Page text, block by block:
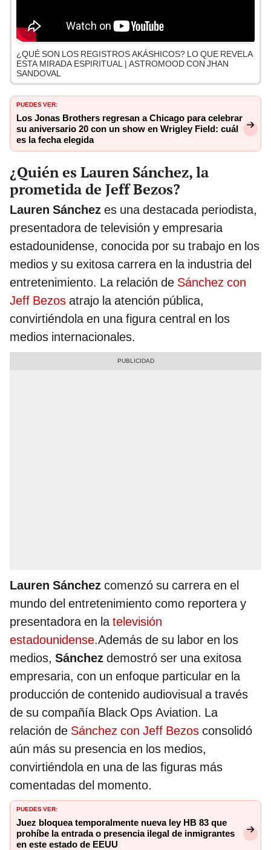
¿QUÉ SON LOS REGISTROS AKÁSHICOS? LO QUE REVELA
ESTA MIRADA ESPIRITUAL | ASTROMOOD CON JHAN
SANDOVAL
PUEDES VER:
Los Jonas Brothers regresan a Chicago para celebrar
su aniversario 20 con un show en Wrigley Field: cuál
es la fecha elegida
¿Quién es Lauren Sánchez, la
prometida de Jeff Bezos?
Lauren Sánchez es una destacada periodista,
presentadora de televisión y empresaria
estadounidense, conocida por su trabajo en los
medios y su exitosa carrera en la industria del
entretenimiento. La relación de Sánchez con
Jeff Bezos atrajo la atención pública,
convirtiéndola en una figura central en los
medios internacionales.
Lauren Sánchez comenzó su carrera en el
mundo del entretenimiento como reportera y
presentadora en latelevisión
estadounidense.Además de su labor en los
medios, Sánchez demostró ser una exitosa
empresaria, con un enfoque particular en la
producción de contenido audiovisual a través
de su compañía Black Ops Aviation. La
relación de Sánchez con Jeff Bezos consolidó
aún más su presencia en los medios,
convirtiéndola en una de las figuras más
comentadas del momento.
PUEDES VER:
Juez bloquea temporalmente nueva ley HB 83 que
prohíbe la entrada o presencia ilegal de inmigrantes
en este estado de EEUU